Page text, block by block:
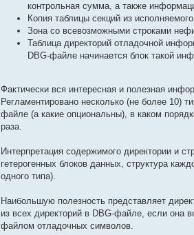
контрольная сумма, а также
Копия таблицы секций из
Зона со всевозможными строками
Таблица директорий отладочной
DBG-файле начинается блок такой
Фактически вся интересная и полезная
Регламентировано несколько (не более 10)
файле (а какие опциональны), в каком
раза.
Интерпретация содержимого директории и
гетерогенных блоков данных, структура
одного типа).
Наибольшую полезность представляет
из всех директорий в DBG-файле, если она
файлом отладочных символов.